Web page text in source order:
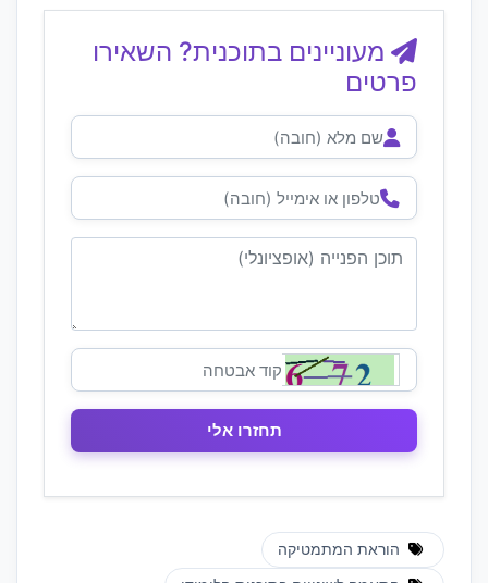
מעוניינים בתוכנית? השאירו
פרטים
הוראת המתמטיקה